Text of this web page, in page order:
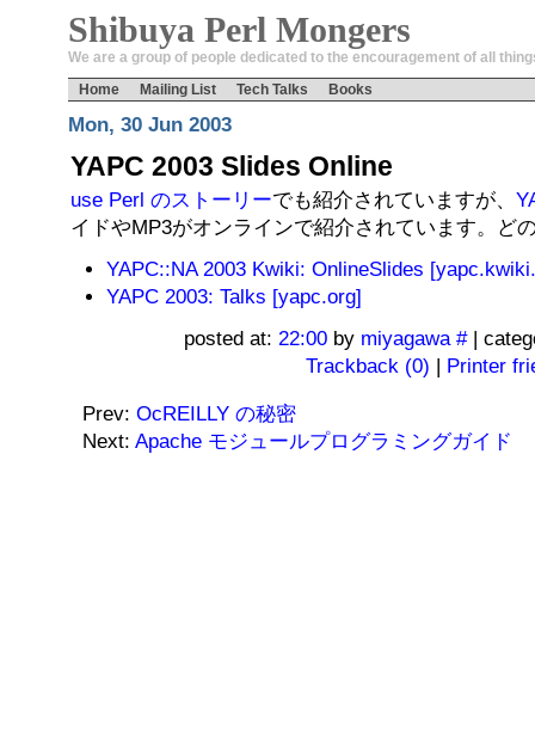
Shibuya Perl Mongers
We are a group of people dedicated to the encouragement of all
Home
Mailing List Tech Talks Books
Mon, 30 Jun 2003
YAPC 2003 Slides Online
use Perl のストーリーでも紹介されていますが、
イドやMP3がオンラインで紹介されています。ど
YAPC::NA 2003 Kwiki: OnlineSlides
YAPC 2003: Talks [yapc.org]
posted at: 22:00by miyagawa #|
Trackback (0)
Printer
Prev: OcREILLY の秘密
Next: Apache モジュールプログラミングガイド